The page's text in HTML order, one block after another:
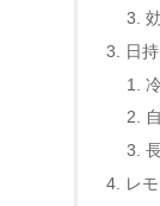
日
レ